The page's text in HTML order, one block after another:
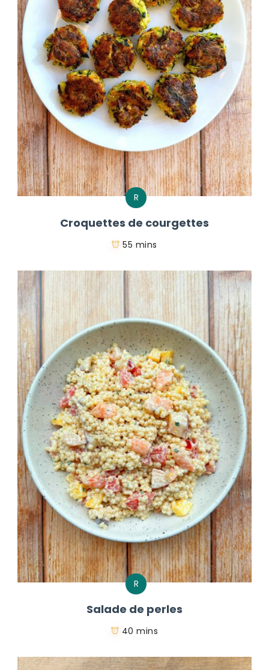
R
Croquettes de courgettes
55 mins
R
Salade de perles
40 mins